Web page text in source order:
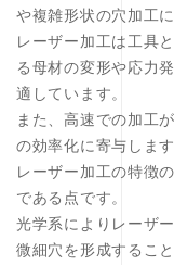
や複雑形状の穴加工
レーザー加工は工具
る母材の変形や応力
適しています。
また、高速での加工
の効率化に寄与します
レーザー加工の特徴
である点です。
光学系によりレーザ
微細穴を形成するこ